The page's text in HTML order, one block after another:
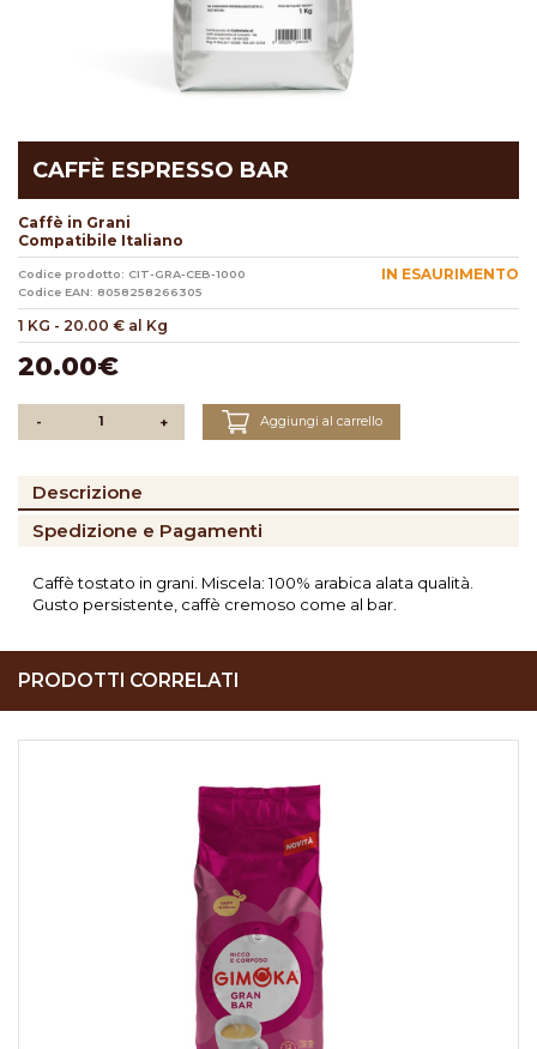
CAFFÈ ESPRESSO BAR
Caffè in Grani
Compatibile Italiano
Codice prodotto: CIT-GRA-CEB-1000
Codice EAN: 8058258266305
IN ESAURIMENTO
1 KG - 20.00 € al Kg
20.00€
- + Aggiungi al carrello
Descrizione
Spedizione e Pagamenti
Caffè tostato in grani. Miscela: 100% arabica alata qualità.
Gusto persistente, caffè cremoso come al bar.
PRODOTTI CORRELATI